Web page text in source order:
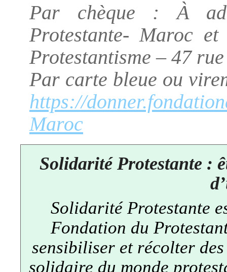
Par chèque : À
Protestante- Maroc
Protestantisme – 47
Par carte bleue ou
https://
Maroc
Solidarité Protestante :
Solidarité Protestante
Fondation du
sensibiliser et récolter
solidaire du monde